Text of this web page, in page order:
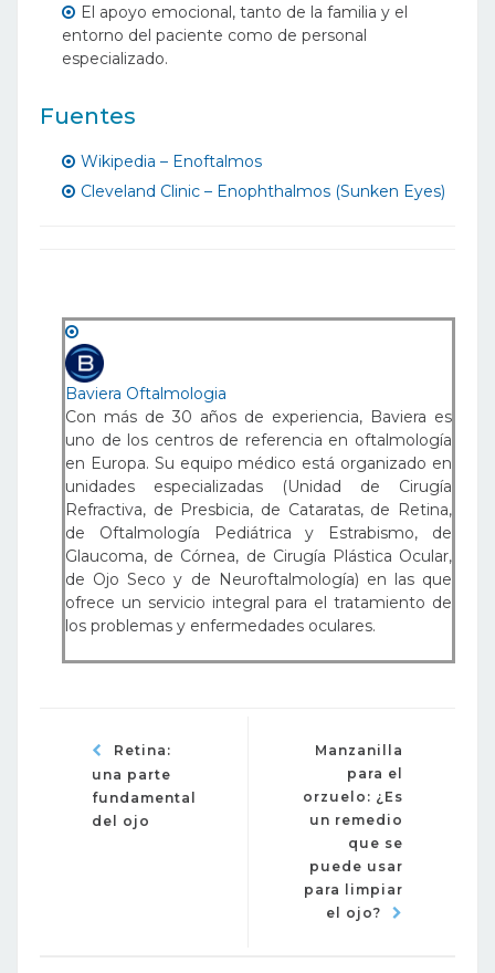
El apoyo emocional, tanto de la familia y el
entorno del paciente como de personal
especializado.
Fuentes
Wikipedia – Enoftalmos
Cleveland Clinic – Enophthalmos (Sunken Eyes)
Baviera Oftalmologia
Con más de 30 años de experiencia, Baviera es
uno de los centros de referencia en oftalmología
en Europa. Su equipo médico está organizado en
unidades especializadas (Unidad de Cirugía
Refractiva, de Presbicia, de Cataratas, de Retina,
de Oftalmología Pediátrica y Estrabismo, de
Glaucoma, de Córnea, de Cirugía Plástica Ocular,
de Ojo Seco y de Neuroftalmología) en las que
ofrece un servicio integral para el tratamiento de
los problemas y enfermedades oculares.
Retina:
una parte
fundamental
del ojo
Manzanilla
para el
orzuelo: ¿Es
un remedio
que se
puede usar
para limpiar
el ojo?